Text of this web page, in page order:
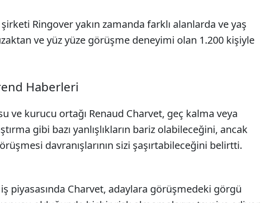
Ringover yakın zamanda farklı alanlarda ve yaş
ve yüz yüze görüşme deneyimi olan 1.200 kişiyle
Haberleri
ve kurucu ortağı Renaud Charvet, geç kalma veya
gibi bazı yanlışlıkların bariz olabileceğini, ancak
davranışlarının sizi şaşırtabileceğini belirtti.
piyasasında Charvet, adaylara görüşmedeki görgü